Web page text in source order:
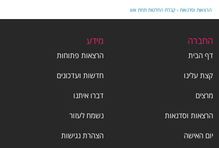
הרצאות וסדנאות › קבלת החלטות תחת אש
החברה
דף הבית
קצת עלינו
מרצים
הרצאות וסדנאות
יום האישה
מידע
הרצאות פתוחות
חדשות ועדכונים
דברו איתנו
נשמח לעזור
הצהרת נגישות